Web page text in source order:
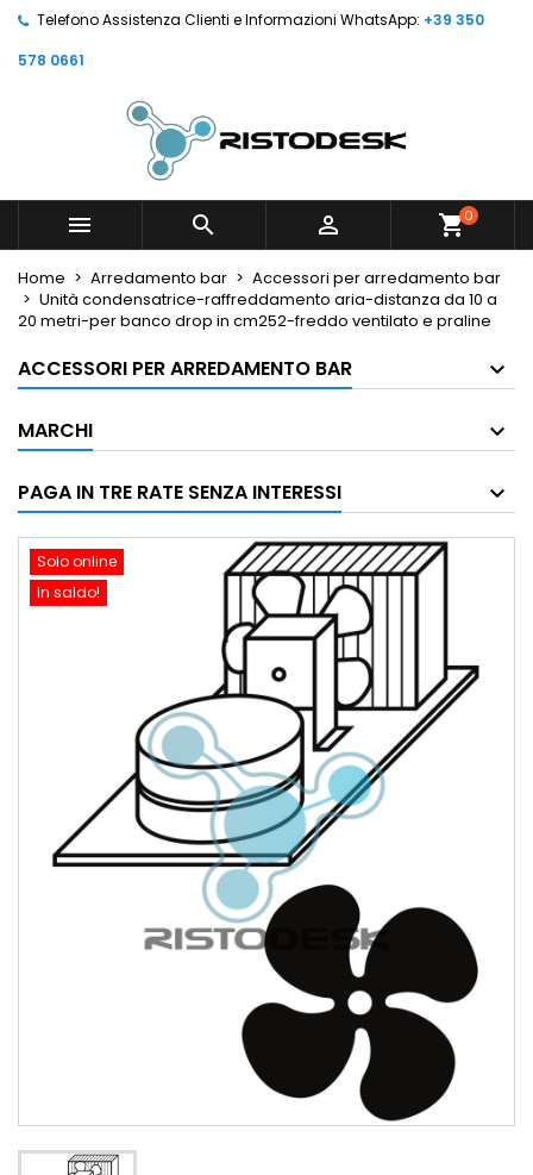
Telefono Assistenza Clienti e Informazioni WhatsApp: +39 350
578 0661
   shopping_cart0
Home Arredamento bar
Accessori per arredamento bar
Unità condensatrice-raffreddamento aria-distanza da 10 a
20 metri-per banco drop in cm252-freddo ventilato e praline
ACCESSORI PER ARREDAMENTO BAR
MARCHI
PAGA IN TRE RATE SENZA INTERESSI
Solo online
In saldo!